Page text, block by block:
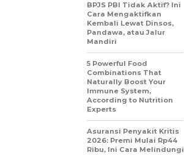
BPJS PBI Tidak Aktif? Ini
Cara Mengaktifkan
Kembali Lewat Dinsos,
Pandawa, atau Jalur
Mandiri
5 Powerful Food
Combinations That
Naturally Boost Your
Immune System,
According to Nutrition
Experts
Asuransi Penyakit Kritis
2026: Premi Mulai Rp44
Ribu, Ini Cara Melindungi